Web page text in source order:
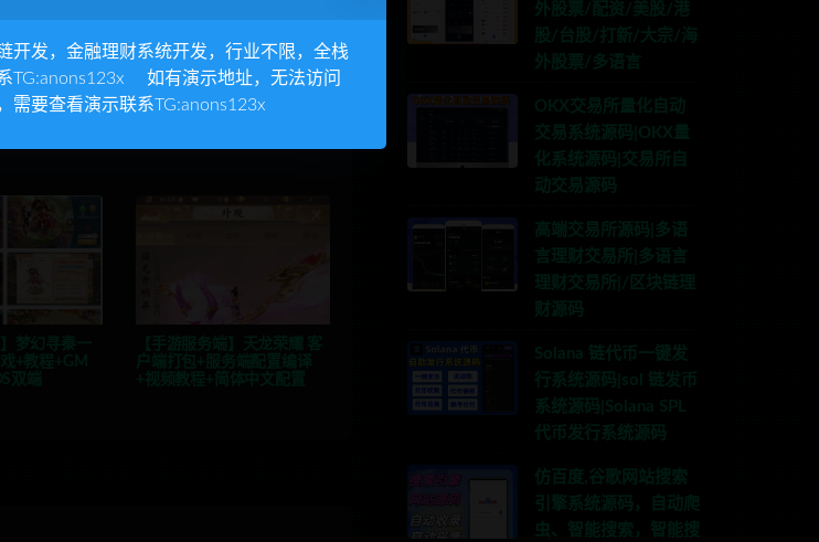
教程
外股票/配资/美股/港
股/台股/打新/大宗/海
外股票/多语言
OKX交易所量化自动
交易系统源码|OKX量
化系统源码|交易所自
动交易源码
高端交易所源码|多语
言理财交易所|多语言
理财交易所|/区块链理
财源码
Solana 链代币一键发
行系统源码|sol 链发币
系统源码|Solana SPL
代币发行系统源码
仿百度,谷歌网站搜索
引擎系统源码，自动爬
虫、智能搜索，智能搜
开发，金融理财系统开发，行业不限，全栈
TG:anons123x 如有演示地址，无法访问
需要查看演示联系TG:anons123x